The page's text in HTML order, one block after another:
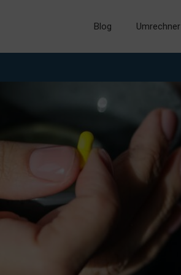
Blog Umrechner